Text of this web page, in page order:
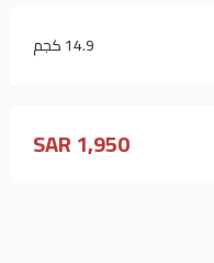
14.9 كجم
1,950 SAR